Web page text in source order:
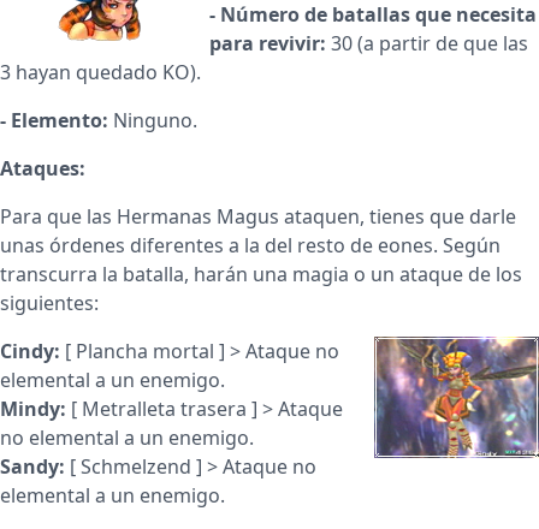
- Número de batallas que necesita
para revivir: 30 (a partir de que las
3 hayan quedado KO).
- Elemento: Ninguno.
Ataques:
Para que las Hermanas Magus ataquen, tienes que darle
unas órdenes diferentes a la del resto de eones. Según
transcurra la batalla, harán una magia o un ataque de los
siguientes:
Cindy: [ Plancha mortal ] > Ataque no
elemental a un enemigo.
Mindy: [ Metralleta trasera ] > Ataque
no elemental a un enemigo.
Sandy: [ Schmelzend ] > Ataque no
elemental a un enemigo.